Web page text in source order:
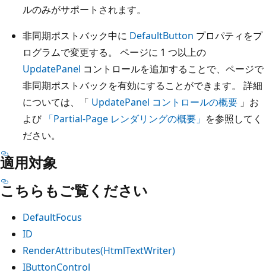
ルのみがサポートされます。
非同期ポストバック中に DefaultButton プロパティをプ
ログラムで変更する。 ページに 1 つ以上の
UpdatePanel コントロールを追加することで、ページで
非同期ポストバックを有効にすることができます。 詳細
については、「 UpdatePanel コントロールの概要 」お
よび 「Partial-Page レンダリングの概要」 を参照してく
ださい。
適用対象
こちらもご覧ください
DefaultFocus
ID
RenderAttributes(HtmlTextWriter)
IButtonControl